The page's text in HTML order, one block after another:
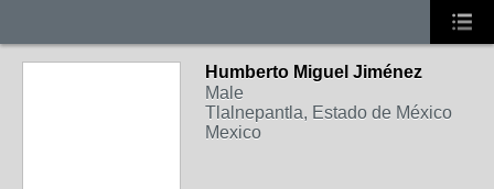
Humberto Miguel Jiménez
Male
Tlalnepantla, Estado de México
Mexico